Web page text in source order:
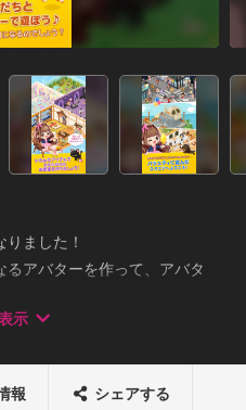
ました！
アバターを作って、アバタ
ケーションアプリ。世界中に
示
報 シェアする